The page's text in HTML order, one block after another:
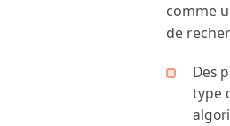
comme
de
Des
type